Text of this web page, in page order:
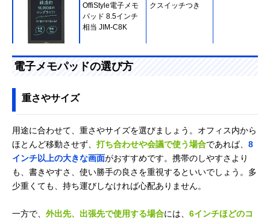
Amazonで見る
OffiStyle電子メモ
パッド 8.5インチ
相当 JIM-C8K
クスイッチつき
Amazonで見る
ITPROTECH 8.5
型LCD 電子メモパ
ッド クリア（透
様々なシーンで使
える筆圧感知対応
モデル
8.5インチ
電子メモパッドの選び方
重さやサイズ
用途に合わせて、重さやサイズを選びましょう。オフィス内から
ほとんど移動させず、 打ち合わせや会議で使う場合であれば、 8
インチ以上の大きな画面がおすすめです。携帯のしやすさより
も、書きやすさ、使い勝手の良さを重視するといいでしょう。多
少重くても、持ち運びしなければ心配ありません。
一方で、 外出先、出張先で使用する場合には、 6インチほどのコ